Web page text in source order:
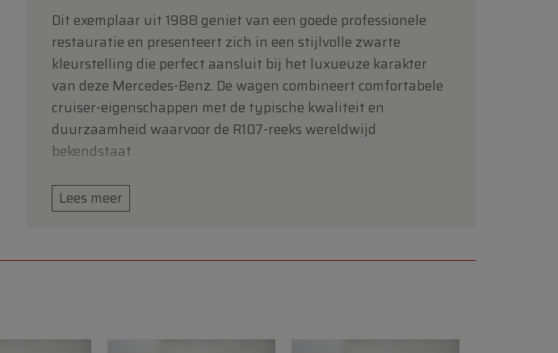
Dit exemplaar uit 1988 geniet van een goede professionele
restauratie en presenteert zich in een stijlvolle zwarte
kleurstelling die perfect aansluit bij het luxueuze karakter
van deze Mercedes-Benz. De wagen combineert comfortabele
cruiser-eigenschappen met de typische kwaliteit en
duurzaamheid waarvoor de R107-reeks wereldwijd
bekendstaat.
Dankzij zijn iconische uitstraling, krachtige V8 en stijgende
verzamelwaarde blijft de Mercedes-Benz 560 SL één van de
Ons inspectieteam van Oldtimerfarm heeft voor deze wagen
Lees meer